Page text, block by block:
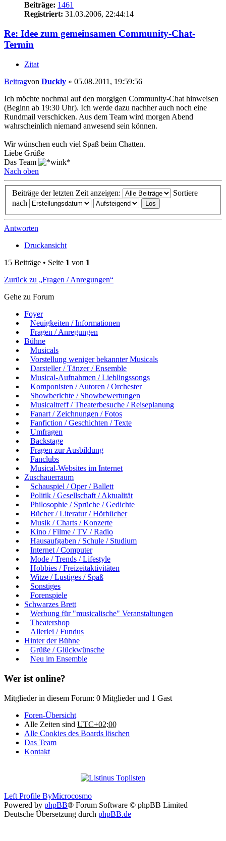
Beiträge: 1461
Registriert: 31.03.2006, 22:44:14
Re: Idee zum gemeinsamen Community-Chat-
Termin
Zitat
Beitragvon Duckly » 05.08.2011, 19:59:56
Ich möchte nochmal auf den morgigen Community-Chat hinweisen
(Beginn ab 19:30 Uhr). Ich werde dazu nachher auch noch eine
Rundmail verschicken. Aus dem Team wird morgen Abend
wahrscheinlich niemand anwesend sein können.
Wir wünschen euch viel Spaß beim Chatten.
Liebe Grüße
Das Team
Nach oben
Beiträge der letzten Zeit anzeigen:
Sortiere
nach
Antworten
Druckansicht
15 Beiträge • Seite 1 von 1
Zurück zu „Fragen / Anregungen“
Gehe zu Forum
Foyer
Neuigkeiten / Informationen
Fragen / Anregungen
Bühne
Musicals
Vorstellung weniger bekannter Musicals
Darsteller / Tänzer / Ensemble
Musical-Aufnahmen / Lieblingssongs
Komponisten / Autoren / Orchester
Showberichte / Showbewertungen
Musicaltreff / Theaterbesuche / Reiseplanung
Fanart / Zeichnungen / Fotos
Fanfiction / Geschichten / Texte
Umfragen
Backstage
Fragen zur Ausbildung
Fanclubs
Musical-Websites im Internet
Zuschauerraum
Schauspiel / Oper / Ballett
Politik / Gesellschaft / Aktualität
Philosophie / Sprüche / Gedichte
Bücher / Literatur / Hörbücher
Musik / Charts / Konzerte
Kino / Filme / TV / Radio
Hausaufgaben / Schule / Studium
Internet / Computer
Mode / Trends / Lifestyle
Hobbies / Freizeitaktivitäten
Witze / Lustiges / Spaß
Sonstiges
Forenspiele
Schwarzes Brett
Werbung für "musicalische" Veranstaltungen
Theatershop
Allerlei / Fundus
Hinter der Bühne
Grüße / Glückwünsche
Neu im Ensemble
Wer ist online?
Mitglieder in diesem Forum: 0 Mitglieder und 1 Gast
Foren-Übersicht
Alle Zeiten sind UTC+02:00
Alle Cookies des Boards löschen
Das Team
Kontakt
Left Profile ByMicrocosmo
Powered by phpBB® Forum Software © phpBB Limited
Deutsche Übersetzung durch phpBB.de